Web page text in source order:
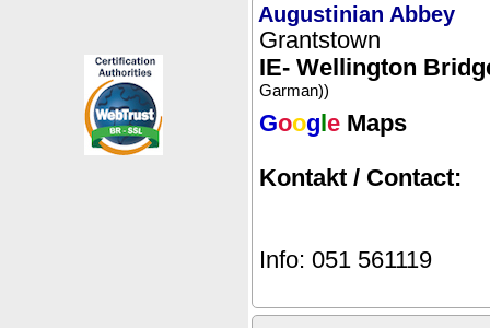
Augustinian Abbey
Grantstown
IE- Wellington
Garman))
Goog e Maps
Kontakt / Contact:
Info: 051 561119